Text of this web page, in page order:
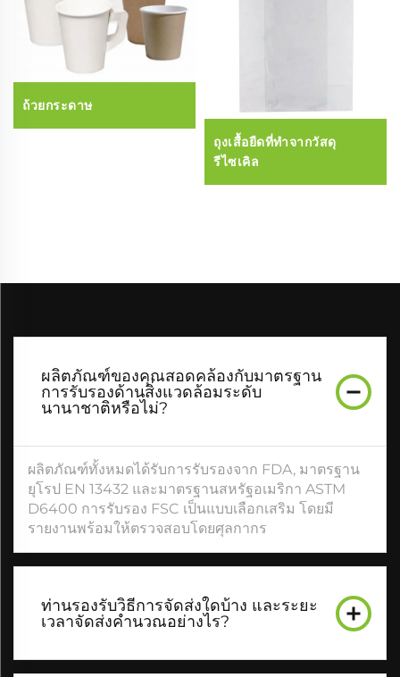
ถ้วยกระดาษ
ถุงเสื้อยืดที่ทำจากวัสดุ
รีไซเคิล
ผลิตภัณฑ์ของคุณสอดคล้องกับมาตรฐาน
การรับรองด้านสิ่งแวดล้อมระดับ
นานาชาติหรือไม่?
ผลิตภัณฑ์ทั้งหมดได้รับการรับรองจาก FDA, มาตรฐาน
ยุโรป EN 13432 และมาตรฐานสหรัฐอเมริกา ASTM
D6400 การรับรอง FSC เป็นแบบเลือกเสริม โดยมี
รายงานพร้อมให้ตรวจสอบโดยศุลกากร
ท่านรองรับวิธีการจัดส่งใดบ้าง และระยะ
เวลาจัดส่งคำนวณอย่างไร?